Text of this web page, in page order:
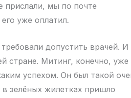
мы по почте
уже оплатил.
допустить врачей. И
стране. Митинг, конечно, уже
успехом. Он был такой
зелёных жилетках пришло